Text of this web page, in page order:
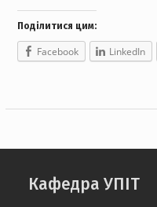
Поділитися цим:
Facebook LinkedIn
Кафедра УПІТ